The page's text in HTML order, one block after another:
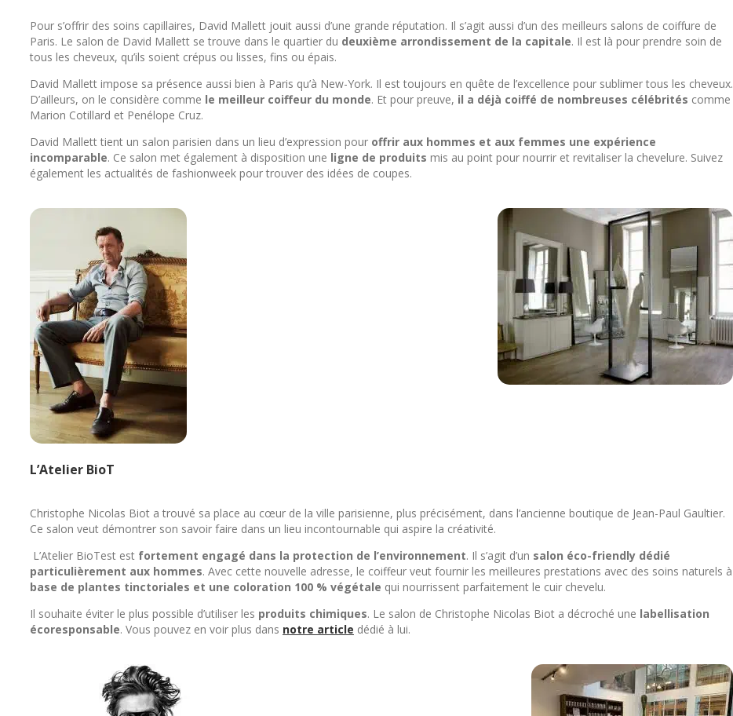
Pour s’offrir des soins capillaires, David Mallett jouit aussi d’une grande réputation. Il s’agit aussi d’un des meilleurs salons de coiffure de
Paris. Le salon de David Mallett se trouve dans le quartier du deuxième arrondissement de la capitale. Il est là pour prendre soin de
tous les cheveux, qu’ils soient crépus ou lisses, fins ou épais.
David Mallett impose sa présence aussi bien à Paris qu’à New-York. Il est toujours en quête de l’excellence pour sublimer tous les cheveux.
D’ailleurs, on le considère comme le meilleur coiffeur du monde. Et pour preuve, il a déjà coiffé de nombreuses célébrités comme
Marion Cotillard et Penélope Cruz.
David Mallett tient un salon parisien dans un lieu d’expression pour offrir aux hommes et aux femmes une expérience
incomparable. Ce salon met également à disposition une ligne de produits mis au point pour nourrir et revitaliser la chevelure. Suivez
également les actualités de fashionweek pour trouver des idées de coupes.
L’Atelier BioT
Christophe Nicolas Biot a trouvé sa place au cœur de la ville parisienne, plus précisément, dans l’ancienne boutique de Jean-Paul Gaultier.
Ce salon veut démontrer son savoir faire dans un lieu incontournable qui aspire la créativité.
L’Atelier BioTest est fortement engagé dans la protection de l’environnement. Il s’agit d’un salon éco-friendly dédié
particulièrement aux hommes. Avec cette nouvelle adresse, le coiffeur veut fournir les meilleures prestations avec des soins naturels à
base de plantes tinctoriales et une coloration 100 % végétale qui nourrissent parfaitement le cuir chevelu.
Il souhaite éviter le plus possible d’utiliser les produits chimiques. Le salon de Christophe Nicolas Biot a décroché une labellisation
écoresponsable. Vous pouvez en voir plus dans notre article dédié à lui.